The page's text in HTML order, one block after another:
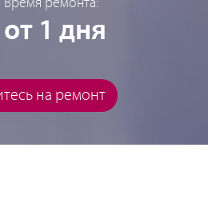
Время ремонта:
от 1 дня
на ремонт